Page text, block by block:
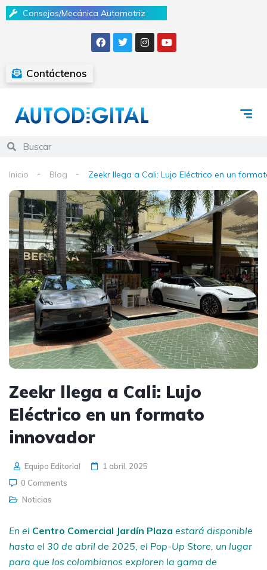
Consejos/Mecánica Automotriz
Contáctenos
Inicio Blog Zeekr llega a Cali: Lujo Eléctrico en un
Zeekr llega a Cali: Lujo
Eléctrico en un formato
innovador
Equipo Editorial
1 abril, 2025
0 Comments
Noticias
En el Centro Comercial Jardín Plaza estará disponible
hasta el 30 de abril de 2025, el Pop-Up Store, un lugar
para que los colombianos exploren la gama de